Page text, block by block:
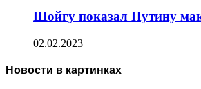
Шойгу показал Путину
02.02.2023
Новости в картинках